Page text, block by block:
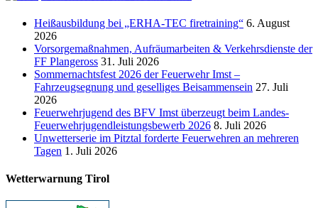
Heißausbildung bei „ERHA-TEC firetraining“ 6. August
2026
Vorsorgemaßnahmen, Aufräumarbeiten & Verkehrsdienste der
FF Plangeross 31. Juli 2026
Sommernachtsfest 2026 der Feuerwehr Imst –
Fahrzeugsegnung und geselliges Beisammensein 27. Juli
2026
Feuerwehrjugend des BFV Imst überzeugt beim Landes-
Feuerwehrjugendleistungsbewerb 2026 8. Juli 2026
Unwetterserie im Pitztal forderte Feuerwehren an mehreren
Tagen 1. Juli 2026
Wetterwarnung Tirol